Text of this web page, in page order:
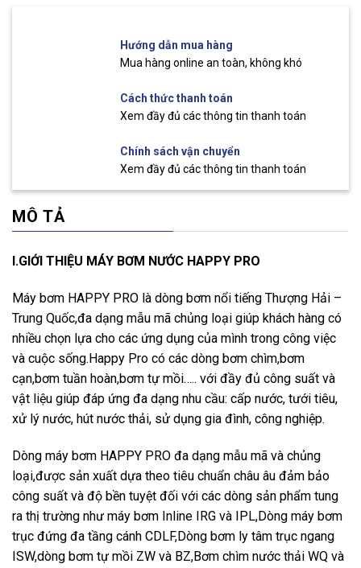
Hướng dẫn mua hàng
Mua hàng online an toàn, không khó
Cách thức thanh toán
Xem đầy đủ các thông tin thanh toán
Chính sách vận chuyển
Xem đầy đủ các thông tin thanh toán
MÔ TẢ
I.GIỚI THIỆU MÁY BƠM NƯỚC HAPPY PRO
Máy bơm HAPPY PRO là dòng bơm nổi tiếng Thượng Hải –
Trung Quốc,đa dạng mẫu mã chủng loại giúp khách hàng có
nhiều chọn lựa cho các ứng dụng của mình trong công việc
và cuộc sống.Happy Pro có các dòng bơm chìm,bơm
cạn,bơm tuần hoàn,bơm tự mồi….. với đầy đủ công suất và
vật liệu giúp đáp ứng đa dạng nhu cầu: cấp nước, tưới tiêu,
xử lý nước, hút nước thải, sử dụng gia đình, công nghiệp.
Dòng máy bơm HAPPY PRO đa dạng mẫu mã và chủng
loại,được sản xuất dựa theo tiêu chuẩn châu âu đảm bảo
công suất và độ bền tuyệt đối với các dòng sản phẩm tung
ra thị trường như máy bơm Inline IRG và IPL,Dòng máy bơm
trục đứng đa tầng cánh CDLF,Dòng bơm ly tâm trục ngang
ISW,dòng bơm tự mồi ZW và BZ,Bơm chìm nước thải WQ và